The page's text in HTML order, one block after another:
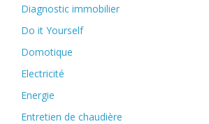
Diagnostic immobilier
Do it Yourself
Domotique
Electricité
Energie
Entretien de chaudière